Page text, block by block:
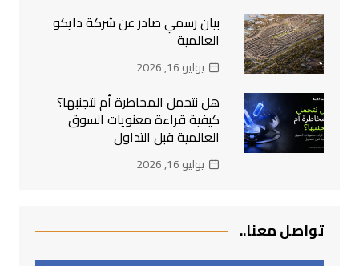
بيان رسمي صادر عن شركة دايكو
العالمية
يوليو 16, 2026
هل نتحمل المخاطرة أم نتجنبها؟
كيفية قراءة معنويات السوق
العالمية قبل التداول
يوليو 16, 2026
تواصل معنا..